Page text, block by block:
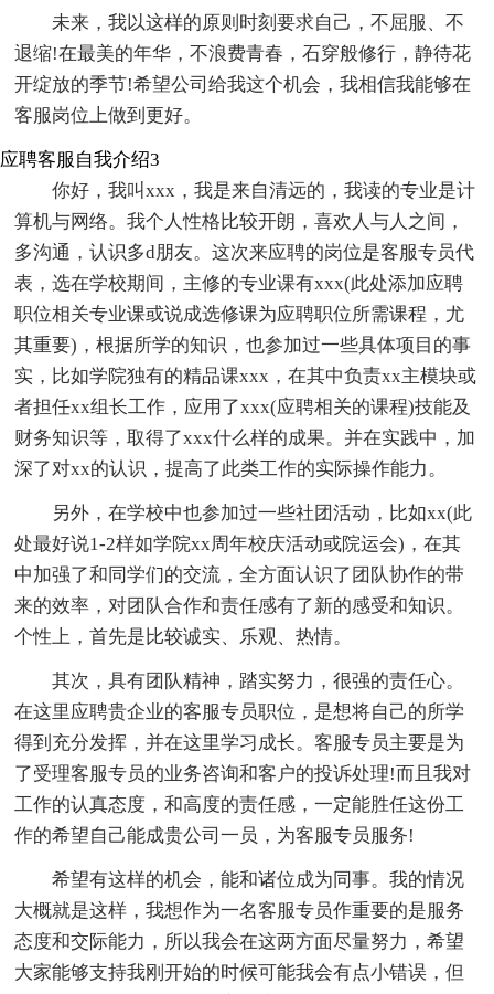
未来，我以这样的原则时刻要求自己，不屈服、不
退缩!在最美的年华，不浪费青春，石穿般修行，静待花
开绽放的季节!希望公司给我这个机会，我相信我能够在
客服岗位上做到更好。
应聘客服自我介绍3
你好，我叫xxx，我是来自清远的，我读的专业是计
算机与网络。我个人性格比较开朗，喜欢人与人之间，
多沟通，认识多d朋友。这次来应聘的岗位是客服专员代
表，选在学校期间，主修的专业课有xxx(此处添加应聘
职位相关专业课或说成选修课为应聘职位所需课程，尤
其重要)，根据所学的知识，也参加过一些具体项目的事
实，比如学院独有的精品课xxx，在其中负责xx主模块或
者担任xx组长工作，应用了xxx(应聘相关的课程)技能及
财务知识等，取得了xxx什么样的成果。并在实践中，加
深了对xx的认识，提高了此类工作的实际操作能力。
另外，在学校中也参加过一些社团活动，比如xx(此
处最好说1-2样如学院xx周年校庆活动或院运会)，在其
中加强了和同学们的交流，全方面认识了团队协作的带
来的效率，对团队合作和责任感有了新的感受和知识。
个性上，首先是比较诚实、乐观、热情。
其次，具有团队精神，踏实努力，很强的责任心。
在这里应聘贵企业的客服专员职位，是想将自己的所学
得到充分发挥，并在这里学习成长。客服专员主要是为
了受理客服专员的业务咨询和客户的投诉处理!而且我对
工作的认真态度，和高度的责任感，一定能胜任这份工
作的希望自己能成贵公司一员，为客服专员服务!
希望有这样的机会，能和诸位成为同事。我的情况
大概就是这样，我想作为一名客服专员作重要的是服务
态度和交际能力，所以我会在这两方面尽量努力，希望
大家能够支持我刚开始的时候可能我会有点小错误，但